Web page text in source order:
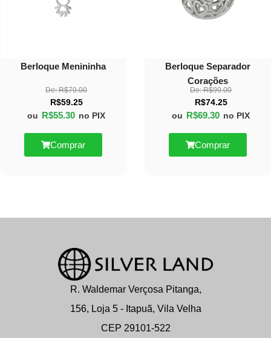
Berloque Menininha
De:R$79.00
R$59.25
ou R$55.30 no PIX
Comprar
Berloque Separador
Corações
De:R$99.00
R$74.25
ou R$69.30 no PIX
Comprar
R. Waldemar Verçosa Pitanga,
156, Loja 5 - Itapuã, Vila Velha
CEP 29101-522